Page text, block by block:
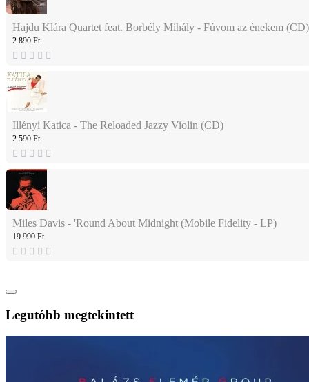
Hajdu Klára Quartet feat. Borbély Mihály - Fúvom az énekem (CD)
2 890 Ft
Illényi Katica - The Reloaded Jazzy Violin (CD)
2 590 Ft
Miles Davis - 'Round About Midnight (Mobile Fidelity - LP)
19 990 Ft
Legutóbb megtekintett